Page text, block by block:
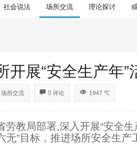
社会说法 场所交流 理论探讨
开展“安全生产年”
场所交流 0 评论 1947 ℃
劳教局部署,深入开展“安全
”目标，推进场所安全生产